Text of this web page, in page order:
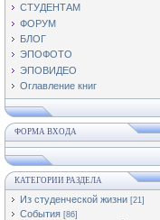
СТУДЕНТАМ
ФОРУМ
БЛОГ
ЭПОФОТО
ЭПОВИДЕО
Оглавление книг
ФОРМА ВХОДА
КАТЕГОРИИ РАЗДЕЛА
Из студенческой жизни [21]
События [86]